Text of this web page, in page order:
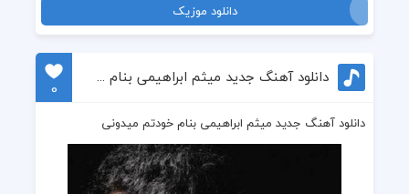
دانلود موزیک
دانلود آهنگ جدید میثم ابراهیمی بنام خودتم میدونی
0
دانلود آهنگ جدید میثم ابراهیمی بنام خودتم میدونی